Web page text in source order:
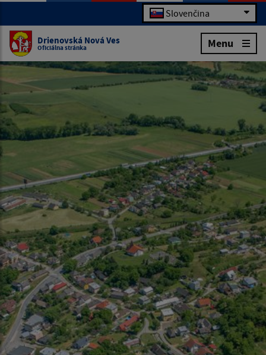
Slovenčina
Drienovská Nová Ves
Oficiálna stránka Menu